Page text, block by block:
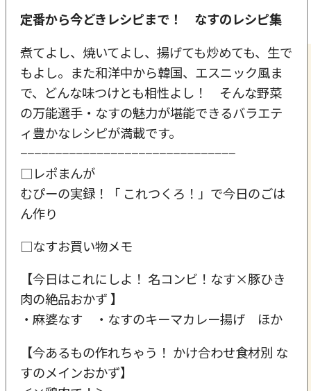
定番から今どきレシピまで！ なすのレシピ集
煮てよし、焼いてよし、揚げても炒めても、生で
もよし。また和洋中から韓国、エスニック風ま
で、どんな味つけとも相性よし！ そんな野菜
の万能選手・なすの魅力が堪能できるバラエテ
ィ豊かなレシピが満載です。
−−−−−−−−−−−−−−−−−−−−−−−−−−−−−−−
□レポまんが
むぴーの実録！「 これつくろ！」で今日のごは
ん作り
□なすお買い物メモ
【今日はこれにしよ！ 名コンビ！なす×豚ひき
肉の絶品おかず 】
・麻婆なす ・なすのキーマカレー揚げ ほか
【今あるもの作れちゃう！ かけ合わせ食材別 な
すのメインおかず】